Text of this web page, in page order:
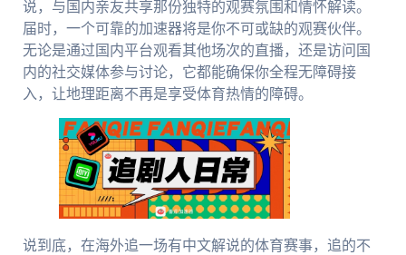
说，与国内亲友共享那份独特的观赛氛围和情怀解读。
届时，一个可靠的加速器将是你不可或缺的观赛伙伴。
无论是通过国内平台观看其他场次的直播，还是访问国
内的社交媒体参与讨论，它都能确保你全程无障碍接
入，让地理距离不再是享受体育热情的障碍。
说到底，在海外追一场有中文解说的体育赛事，追的不